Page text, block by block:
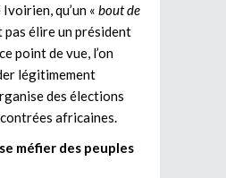
qu’un « bout de
pas élire un président
point de vue, l’on
légitimement
des élections
africaines.
méfier des peuples